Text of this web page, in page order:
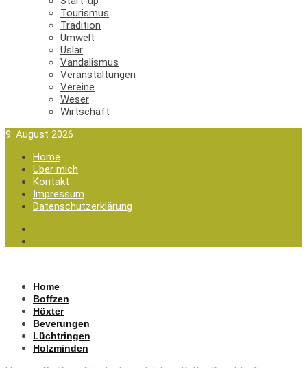
Tourismus
Tradition
Umwelt
Uslar
Vandalismus
Veranstaltungen
Vereine
Weser
Wirtschaft
9. August 2026
Home
Über mich
Kontakt
Impressum
Datenschutzerklärung
Home
Boffzen
Höxter
Beverungen
Lüchtringen
Holzminden